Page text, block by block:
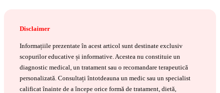
Disclaimer
Informațiile prezentate în acest articol sunt destinate exclusiv
scopurilor educative și informative. Acestea nu constituie un
diagnostic medical, un tratament sau o recomandare terapeutică
personalizată. Consultați întotdeauna un medic sau un specialist
calificat înainte de a începe orice formă de tratament, dietă,